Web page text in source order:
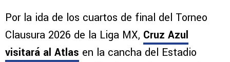
Por la ida de los cuartos de final del Torneo
Clausura 2026 de la Liga MX, Cruz Azul
visitará al Atlas en la cancha del Estadio